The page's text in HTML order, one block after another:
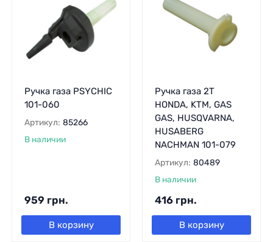
Ручка газа PSYCHIC
101-060
Артикул: 85266
В наличии
959 грн.
В корзину
Ручка газа 2T
HONDA, KTM, GAS
GAS, HUSQVARNA,
HUSABERG
NACHMAN 101-079
Артикул: 80489
В наличии
416 грн.
В корзину